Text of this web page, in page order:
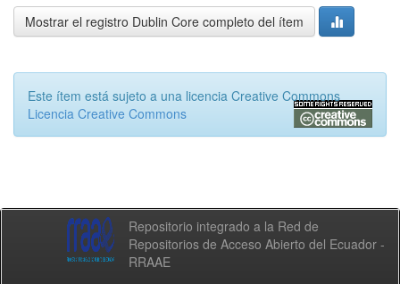
Mostrar el registro Dublin Core completo del ítem
Este ítem está sujeto a una licencia Creative Commons
Licencia Creative Commons
Repositorio integrado a la Red de
Repositorios de Acceso Abierto del Ecuador -
RRAAE